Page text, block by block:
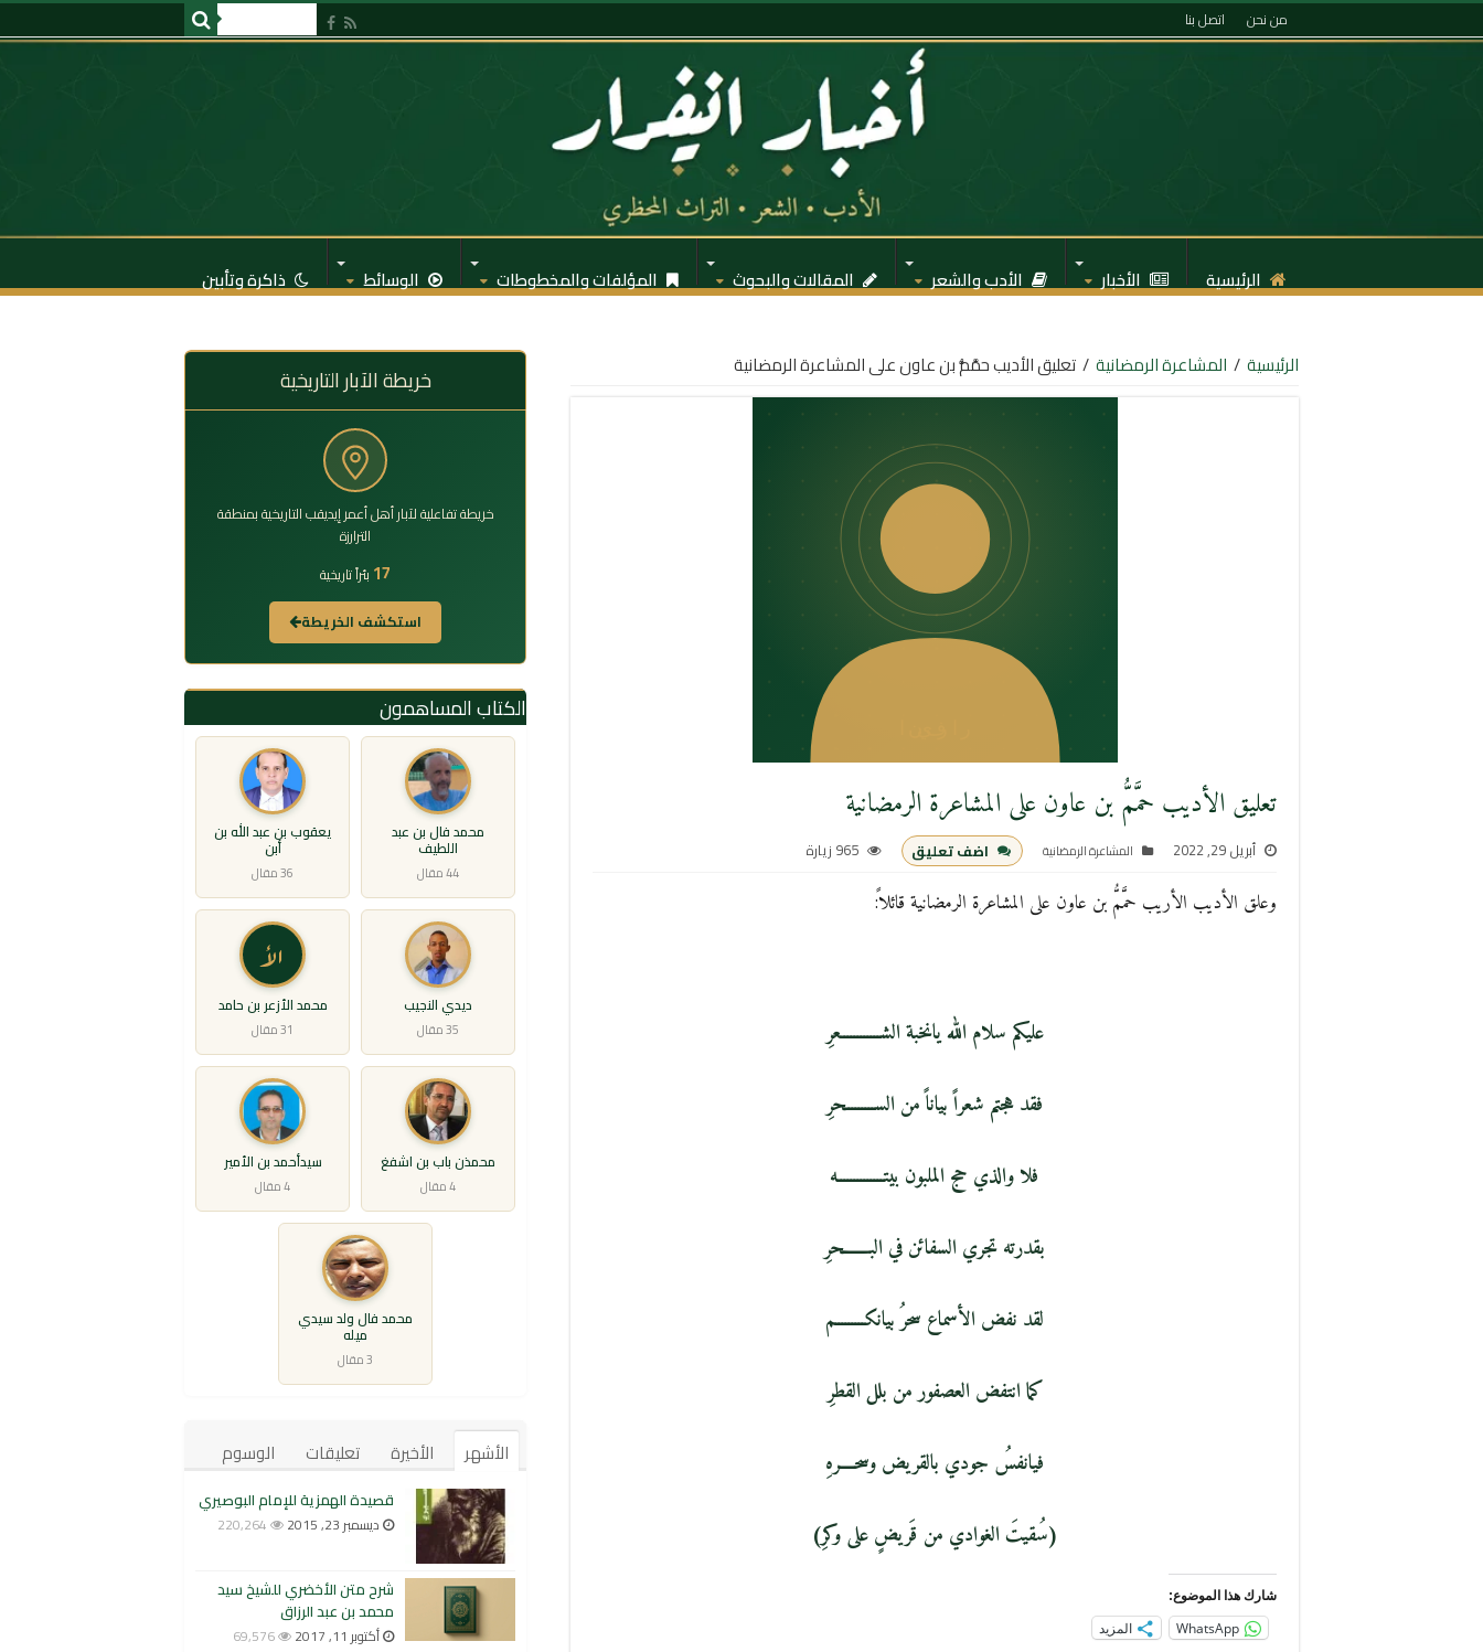
من نحن اتصل بنا
الرئيسية الأخبار الأدب والشعر المقالات والبحوث المؤلفات والمخطوطات الوسائط ذاكرة وتأبين
الرئيسية / المشاعرة الرمضانية / تعليق الأديب حمَّمُّ بن عاون على المشاعرة الرمضانية
تعليق الأديب حمَّمُّ بن عاون على المشاعرة الرمضانية
أبريل 29, 2022 المشاعرة الرمضانية اضف تعليق 965 زيارة
وعلق الأديب الأريب حمَّمُّ بن عاون على المشاعرة الرمضانية قائلاً:
عليكم سلام الله يانخبة الشــــــــــــعرِ
فقد هجتم شعراً بياناً من الســـــــــحرِ
فلا والذي حج الملبون بيتــــــــــــــه
بقدرته تجري السفائن في البـــــــحرِ
لقد نفض الأسماع سحرُ بيانكـــــــــم
كما انتفض العصفور من بلل القطرِ
فيانفسُ جودي بالقريض وسحــــرهِ
(سُقيتَ الغوادي من قَريضٍ على وكرِ)
شارك هذا الموضوع:
WhatsApp المزيد
خريطة الآبار التاريخية
خريطة تفاعلية لآبار أهل أعمر إيديقب التاريخية بمنطقة
الترارزة
17 بئراً تاريخية
استكشف الخريطة
الكتاب المساهمون
محمد فال بن عبد
اللطيف
44 مقال
يعقوب بن عبد الله بن
أبن
36 مقال
ديدي النجيب
35 مقال
الأ
محمد الأزعر بن حامد
31 مقال
محمذن باب بن اشفغ
4 مقال
سيدأحمد بن الأمير
4 مقال
محمد فال ولد سيدي
ميله
3 مقال
الأشهر الأخيرة تعليقات الوسوم
قصيدة الهمزية للإمام البوصيري
ديسمبر 23, 2015 220,264
شرح متن الأخضري للشيخ سيد
محمد بن عبد الرزاق
أكتوبر 11, 2017 69,576